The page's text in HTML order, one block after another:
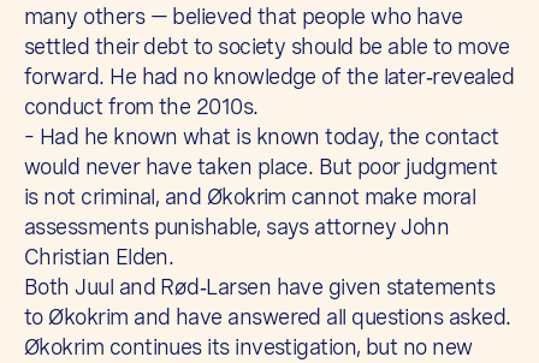
many others — believed that people who have
settled their debt to society should be able to move
forward. He had no knowledge of the later‑revealed
conduct from the 2010s.
– Had he known what is known today, the contact
would never have taken place. But poor judgment
is not criminal, and Økokrim cannot make moral
assessments punishable, says attorney John
Christian Elden.
Both Juul and Rød‑Larsen have given statements
to Økokrim and have answered all questions asked.
Økokrim continues its investigation, but no new